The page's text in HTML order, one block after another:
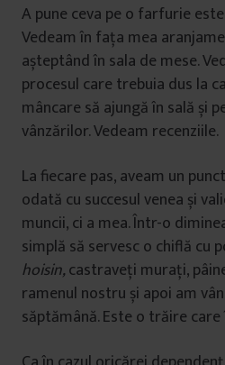
A pune ceva pe o farfurie
Vedeam în fața mea
așteptând în sala de mese.
procesul care trebuia dus la
mâncare să ajungă în sală și
vânzărilor. Vedeam recenziile.
La fiecare pas, aveam un
odată cu succesul venea și
muncii, ci a mea. Într-o
simplă să servesc o chiflă cu
hoisin,castraveți murați,
ramenul nostru și apoi am
săptămână. Este o trăire